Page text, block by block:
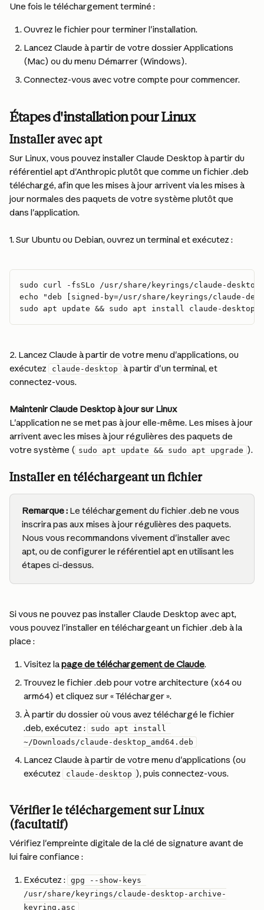
Une fois le téléchargement terminé :
Ouvrez le fichier pour terminer l'installation.
Lancez Claude à partir de votre dossier Applications
(Mac) ou du menu Démarrer (Windows).
Connectez-vous avec votre compte pour commencer.
Étapes d'installation pour Linux
Installer avec apt
Sur Linux, vous pouvez installer Claude Desktop à partir du
référentiel apt d'Anthropic plutôt que comme un fichier .deb
téléchargé, afin que les mises à jour arrivent via les mises à
jour normales des paquets de votre système plutôt que
dans l'application.
1. Sur Ubuntu ou Debian, ouvrez un terminal et exécutez :
sudo curl -fsSLo /usr/share/keyrings/claude-
echo "deb [signed-by=/usr/share/keyrings/claude-
sudo apt update && sudo apt install claude-desktop
2. Lancez Claude à partir de votre menu d'applications, ou
exécutez
claude-desktop
à partir d'un terminal, et
connectez-vous.
Maintenir Claude Desktop à jour sur Linux
L'application ne se met pas à jour elle-même. Les mises à jour
arrivent avec les mises à jour régulières des paquets de
votre système ( sudo apt update && sudo apt upgrade ).
Installer en téléchargeant un fichier
Remarque : Le téléchargement du fichier .deb ne vous
inscrira pas aux mises à jour régulières des paquets.
Nous vous recommandons vivement d'installer avec
apt, ou de configurer le référentiel apt en utilisant les
étapes ci-dessus.
Si vous ne pouvez pas installer Claude Desktop avec apt,
vous pouvez l'installer en téléchargeant un fichier .deb à la
place :
Visitez la page de téléchargement de Claude.
Trouvez le fichier .deb pour votre architecture (x64 ou
arm64) et cliquez sur « Télécharger ».
À partir du dossier où vous avez téléchargé le fichier
.deb, exécutez :
sudo apt install
~/Downloads/claude-desktop_amd64.deb
Lancez Claude à partir de votre menu d'applications (ou
exécutez
claude-desktop ), puis connectez-vous.
Vérifier le téléchargement sur Linux
(facultatif)
Vérifiez l'empreinte digitale de la clé de signature avant de
lui faire confiance :
Exécutez : gpg --show-keys
/usr/share/keyrings/claude-desktop-archive-
keyring.asc